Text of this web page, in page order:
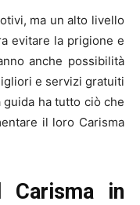
ma un alto livello
evitare la prigione e
anche possibilità
e servizi gratuiti
guida ha tutto ciò che
il loro Carisma
Carisma in